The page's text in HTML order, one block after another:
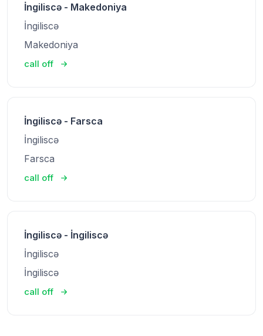
İngiliscə - Makedoniya
İngiliscə
Makedoniya
call off
İngiliscə - Farsca
İngiliscə
Farsca
call off
İngiliscə - İngiliscə
İngiliscə
İngiliscə
call off